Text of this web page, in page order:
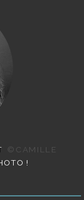
©CAMILLE
!